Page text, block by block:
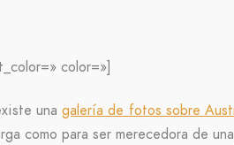
color=»]
unagalería de fotos sobre
como para ser merecedora de